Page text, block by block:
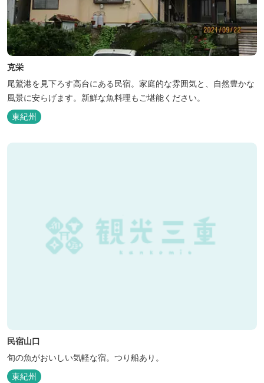
克栄
尾鷲港を見下ろす高台にある民宿。家庭的な雰囲気と、自然豊かな
風景に安らげます。新鮮な魚料理もご堪能ください。
東紀州
民宿山口
旬の魚がおいしい気軽な宿。つり船あり。
東紀州